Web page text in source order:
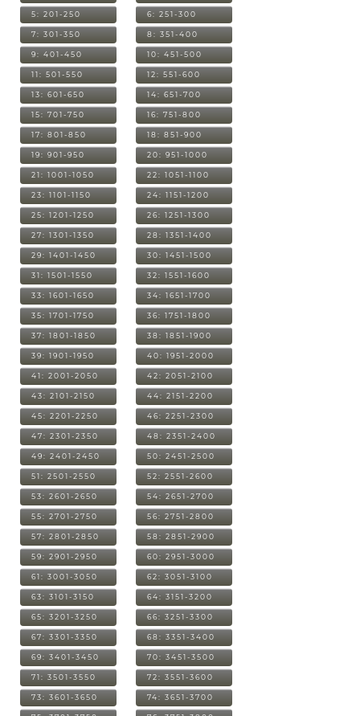
5: 201-250 6: 251-300
7: 301-350 8: 351-400
9: 401-450 10: 451-500
11: 501-550 12: 551-600
13: 601-650 14: 651-700
15: 701-750 16: 751-800
17: 801-850 18: 851-900
19: 901-950 20: 951-1000
21: 1001-1050 22: 1051-1100
23: 1101-1150 24: 1151-1200
25: 1201-1250 26: 1251-1300
27: 1301-1350 28: 1351-1400
29: 1401-1450 30: 1451-1500
31: 1501-1550 32: 1551-1600
33: 1601-1650 34: 1651-1700
35: 1701-1750 36: 1751-1800
37: 1801-1850 38: 1851-1900
39: 1901-1950 40: 1951-2000
41: 2001-2050 42: 2051-2100
43: 2101-2150 44: 2151-2200
45: 2201-2250 46: 2251-2300
47: 2301-2350 48: 2351-2400
49: 2401-2450 50: 2451-2500
51: 2501-2550 52: 2551-2600
53: 2601-2650 54: 2651-2700
55: 2701-2750 56: 2751-2800
57: 2801-2850 58: 2851-2900
59: 2901-2950 60: 2951-3000
61: 3001-3050 62: 3051-3100
63: 3101-3150 64: 3151-3200
65: 3201-3250 66: 3251-3300
67: 3301-3350 68: 3351-3400
69: 3401-3450 70: 3451-3500
71: 3501-3550 72: 3551-3600
73: 3601-3650 74: 3651-3700